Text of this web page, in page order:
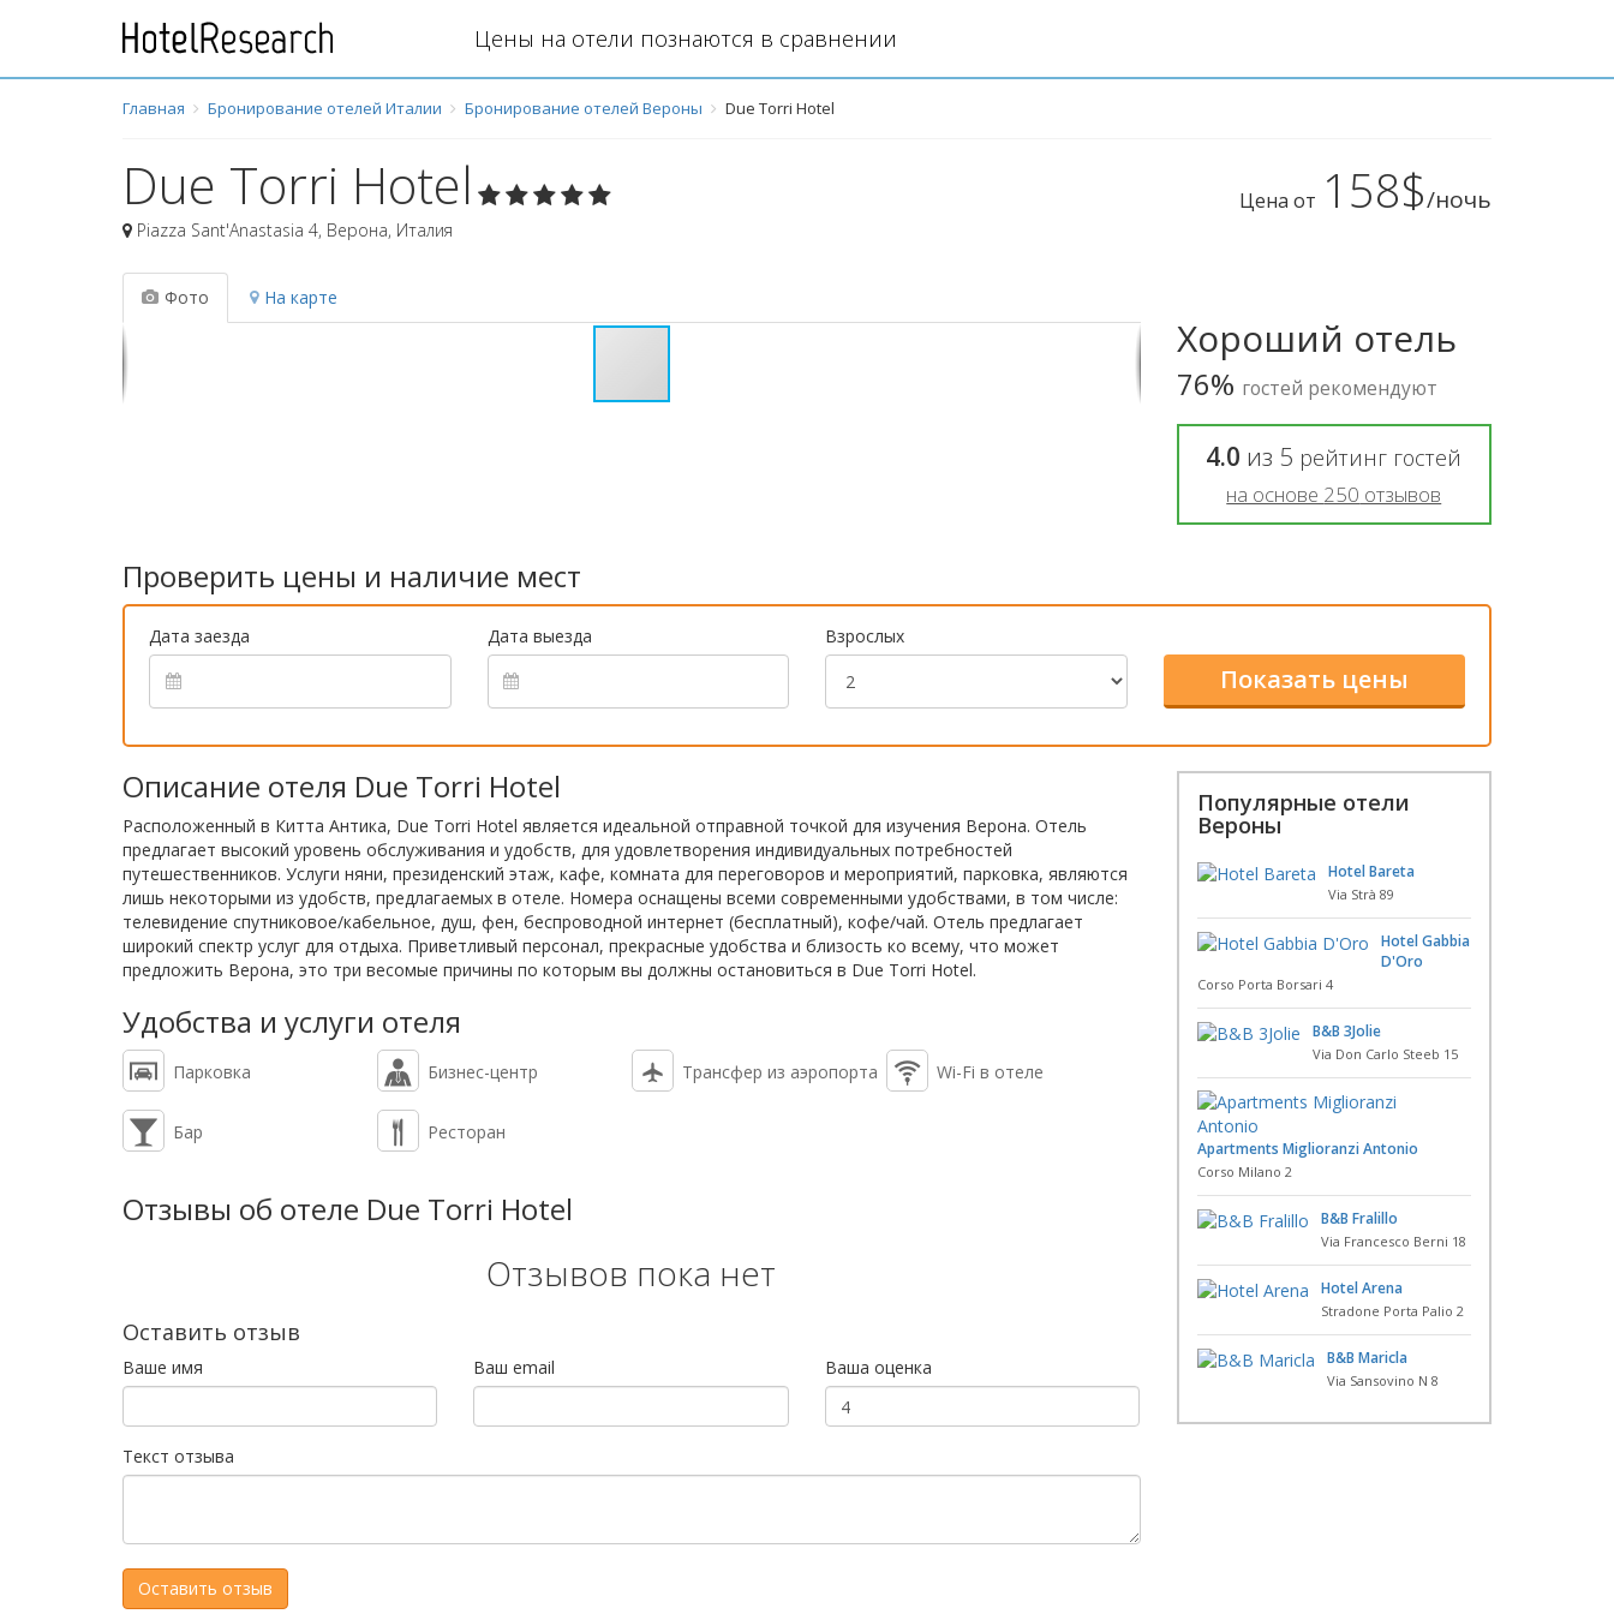
Цены на отели познаются в сравнении
Главная Бронирование отелей Италии Бронирование отелей Вероны Due Torri Hotel
Due Torri Hotel
Piazza Sant'Anastasia 4, Верона, Италия
Цена от 158$/ночь
Фото На карте
Хороший отель
76% гостей рекомендуют
4.0 из 5 рейтинг гостей
на основе 250 отзывов
Проверить цены и наличие мест
Дата заезда Дата выезда Взрослых
Описание отеля Due Torri Hotel
Расположенный в Китта Антика, Due Torri Hotel является идеальной отправной точкой для изучения Верона. Отель
предлагает высокий уровень обслуживания и удобств, для удовлетворения индивидуальных потребностей
путешественников. Услуги няни, президенский этаж, кафе, комната для переговоров и мероприятий, парковка, являются
лишь некоторыми из удобств, предлагаемых в отеле. Номера оснащены всеми современными удобствами, в том числе:
телевидение спутниковое/кабельное, душ, фен, беспроводной интернет (бесплатный), кофе/чай. Отель предлагает
широкий спектр услуг для отдыха. Приветливый персонал, прекрасные удобства и близость ко всему, что может
предложить Верона, это три весомые причины по которым вы должны остановиться в Due Torri Hotel.
Удобства и услуги отеля
Парковка Бизнес-центр Трансфер из аэропорта Wi-Fi в отеле
Бар Ресторан
Отзывы об отеле Due Torri Hotel
Отзывов пока нет
Оставить отзыв
Ваше имя Ваш email Ваша оценка
Текст отзыва
Популярные отели
Вероны
Hotel Bareta
Via Strà 89
Hotel Gabbia
D'Oro
Corso Porta Borsari 4
B&B 3Jolie
Via Don Carlo Steeb 15
Apartments Miglioranzi Antonio
Corso Milano 2
B&B Fralillo
Via Francesco Berni 18
Hotel Arena
Stradone Porta Palio 2
B&B Maricla
Via Sansovino N 8